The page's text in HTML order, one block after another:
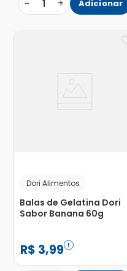
− 1 + Adicionar
Dori Alimentos
Balas de Gelatina Dori
Sabor Banana 60g
R$ 3,99